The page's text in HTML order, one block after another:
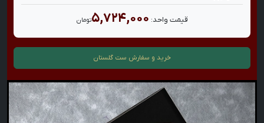
قیمت واحد: ۵,۷۲۴,۰۰۰تومان
خرید و سفارش ست گلستان